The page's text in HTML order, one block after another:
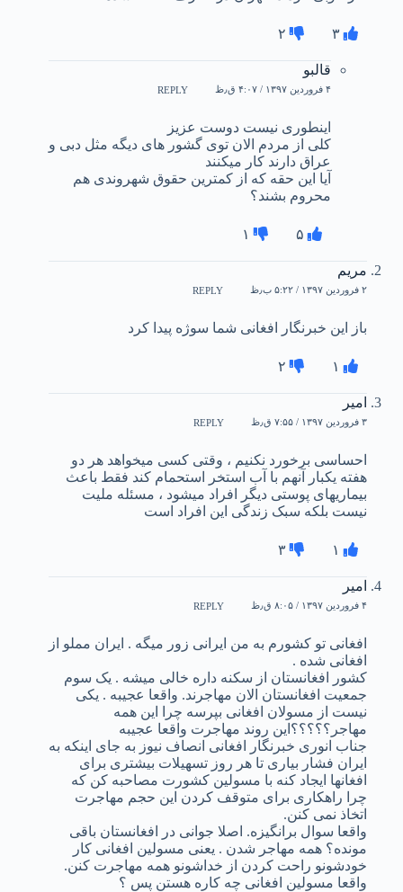
۳ ۲
قالبو
۴ فروردین ۱۳۹۷ / ۴:۰۷ ق٫ظ REPLY
اینطوری نیست دوست عزیز
کلی از مردم الان توی گشور های دیگه مثل دبی و
عراق دارند کار میکنند
آیا این حقه که از کمترین حقوق شهروندی هم
محروم بشند؟
۵ ۱
مریم
۲ فروردین ۱۳۹۷ / ۵:۲۲ ب٫ظ REPLY
باز این خبرنگار افغانی شما سوژه پیدا کرد
۱ ۲
امیر
۳ فروردین ۱۳۹۷ / ۷:۵۵ ق٫ظ REPLY
احساسی برخورد نکنیم ، وقتی کسی میخواهد هر دو
هفته یکبار آنهم با آب استخر استحمام کند فقط باعث
بیماریهای پوستی دیگر افراد میشود ، مسئله ملیت
نیست بلکه سبک زندگی این افراد است
۱ ۳
امیر
۴ فروردین ۱۳۹۷ / ۸:۰۵ ق٫ظ REPLY
افغانی تو کشورم به من ایرانی زور میگه . ایران مملو از
افغانی شده .
کشور افغانستان از سکنه داره خالی میشه . یک سوم
جمعیت افغانستان الان مهاجرند. واقعا عجیبه . یکی
نیست از مسولان افغانی بپرسه چرا این همه
مهاجر؟؟؟؟؟این روند مهاجرت واقعا عجیبه
جناب انوری خبرنگار افغانی انصاف نیوز به جای اینکه به
ایران فشار بیاری تا هر روز تسهیلات بیشتری برای
افغانها ایجاد کنه با مسولین کشورت مصاحبه کن که
چرا راهکاری برای متوقف کردن این حجم مهاجرت
اتخاذ نمی کنن.
واقعا سوال برانگیزه. اصلا جوانی در افغانستان باقی
مونده؟ همه مهاجر شدن . یعنی مسولین افغانی کار
خودشونو راحت کردن از خداشونو همه مهاجرت کنن.
واقعا مسولین افغانی چه کاره هستن پس ؟